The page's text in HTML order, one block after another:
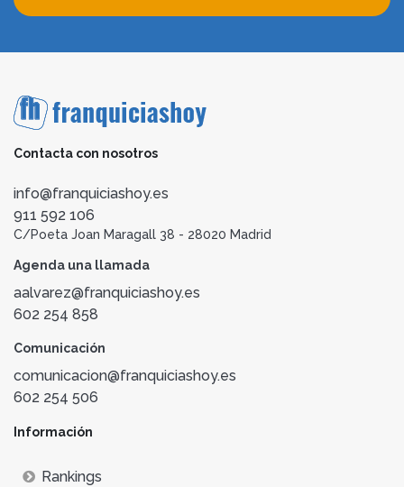
Contacta con nosotros
info@franquiciashoy.es
911 592 106
C/Poeta Joan Maragall 38 - 28020 Madrid
Agenda una llamada
aalvarez@franquiciashoy.es
602 254 858
Comunicación
comunicacion@franquiciashoy.es
602 254 506
Información
Rankings